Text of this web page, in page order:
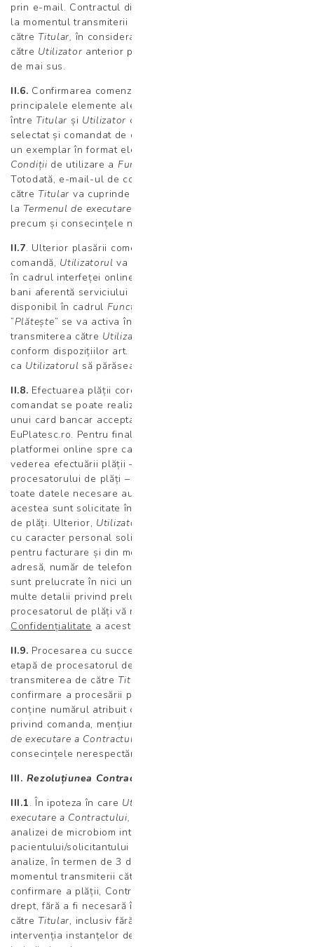
prin e-mail. Contractul dintre
la momentul transmiterii confirmării comenzii prin e-mail de
către Titular,în considerarea adresei de e-mail furnizată de
către Utilizator anterior plasării comenzii conform art. II.3.
de mai sus.
II.6. Confirmarea comenzii transmisă prin e-mail va cuprinde
principalele elemente ale
între Titular și Utilizator cu privire la serviciul medical
selectat și comandat de către acesta din urmă, precum și
un exemplar în format electronic al acestor
Condiții de utilizare a Funcției de
Totodată, e-mail-ul de confirmare a comenzii transmis de
către Titular va cuprinde mențiuni exprese cu privire
la Termenul de executare a Contractului
precum și consecințele nerespectării acestui termen.
II.7. Ulterior plasării comenzii și primirii confirmării de
comandă, Utilizatorulva selecta opțiunea ”
în cadrul interfeței online pentru a efectua plata sumei de
bani aferentă serviciului meidcal selectat din portfoliul
disponibil în cadrul Funcției de comandă și plată.
”Plătește” se va activa în cadrul interfeței online odată cu
transmiterea către Utilizator
conform dispozițiilor art. II.5 de mai sus, fără a presupune
ca Utilizatorulsă părăsească interfața online.
II.8. Efectuarea plății corespunzătoare serviciului medical
comandat se poate realiza în cadrul
unui card bancar acceptat de procesatorul de plăți
EuPlatesc.ro. Pentru finalizarea tranzacției în cadrul
platformei online spre care
vederea efectuării plății – către serviciul electronic al
procesatorului de plăți –
toate datele necesare autorizării tranzacției, așa cum
acestea sunt solicitate în cadrul platformei procesatorului
de plăți. Ulterior, Utilizatorul
cu caracter personal solicitate de procesatorul de plăți
pentru facturare și din motive de securitate, precum:
adresă, număr de telefon, adresă de e-mail. Aceste date nu
sunt prelucrate în nici un fel de către Titular. Pentru mai
multe detalii privind prelucrările de date efectuate de către
procesatorul de plăți vă rugăm să consultați
Confidențialitate a acestuia.
II.9. Procesarea cu succes a plății – confirmată într-o primă
etapă de procesatorul de plăți – este urmată de
transmiterea de către Titular
confirmare a procesării plății către
conține numărul atribuit comenzii, alte informații esențiale
privind comanda, mențiuni exprese cu privire la
de executare a Contractului
consecințele nerespectării acestui termen.
III. Rezoluțiunea Contractului de către Titular
III.1. În ipoteza în care Utilizatorul
executare a Contractului,
analizei de microbiom intestinal, alături de datele
pacientului/solicitantului în vederea interpretării acestei
analize, în termen de 3 de zile calendaristice de la
momentul transmiterii către
confirmare a plății, Contractul se consideră reziliat de
drept, fără a fi necesară îndeplinirea unor alte formalități de
către Titular, inclusiv fără punere în întârziere sau
intervenția instanțelor de judecată sau a altor organe